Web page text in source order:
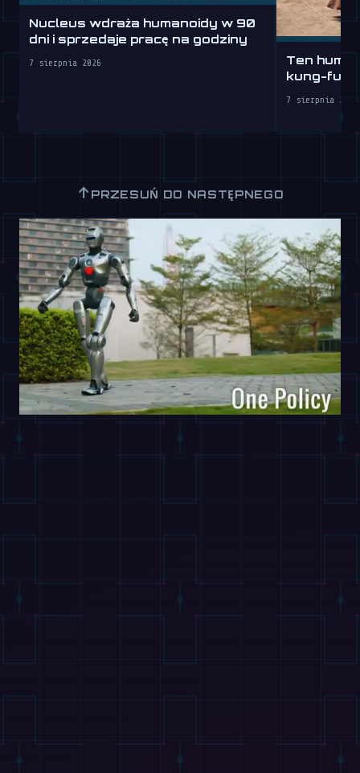
Nucleus wdraża humanoidy w 90
dni i sprzedaje pracę na godziny
7 sierpnia 2026
Ten
kung-fu
7 sierpnia 2026
↑ PRZESUŃ DO NASTĘPNEGO